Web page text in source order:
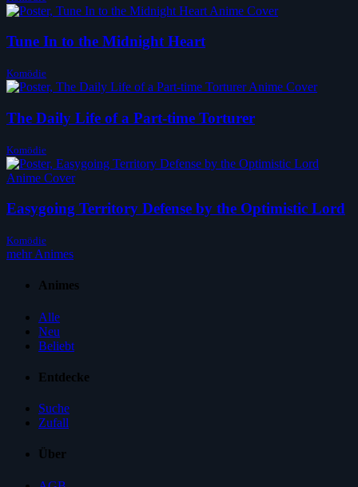
Tune In to the Midnight Heart
Komödie
The Daily Life of a Part-time Torturer
Komödie
Easygoing Territory Defense by the Optimistic Lord
Komödie
mehr Animes
Animes
Alle
Neu
Beliebt
Entdecke
Suche
Zufall
Über